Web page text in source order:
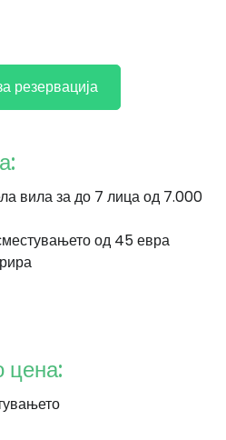
резервација
вила за до 7 лица од 7.000
од 45 евра
цена: